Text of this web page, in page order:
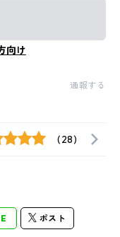
向け
通報する
(28)
ポスト